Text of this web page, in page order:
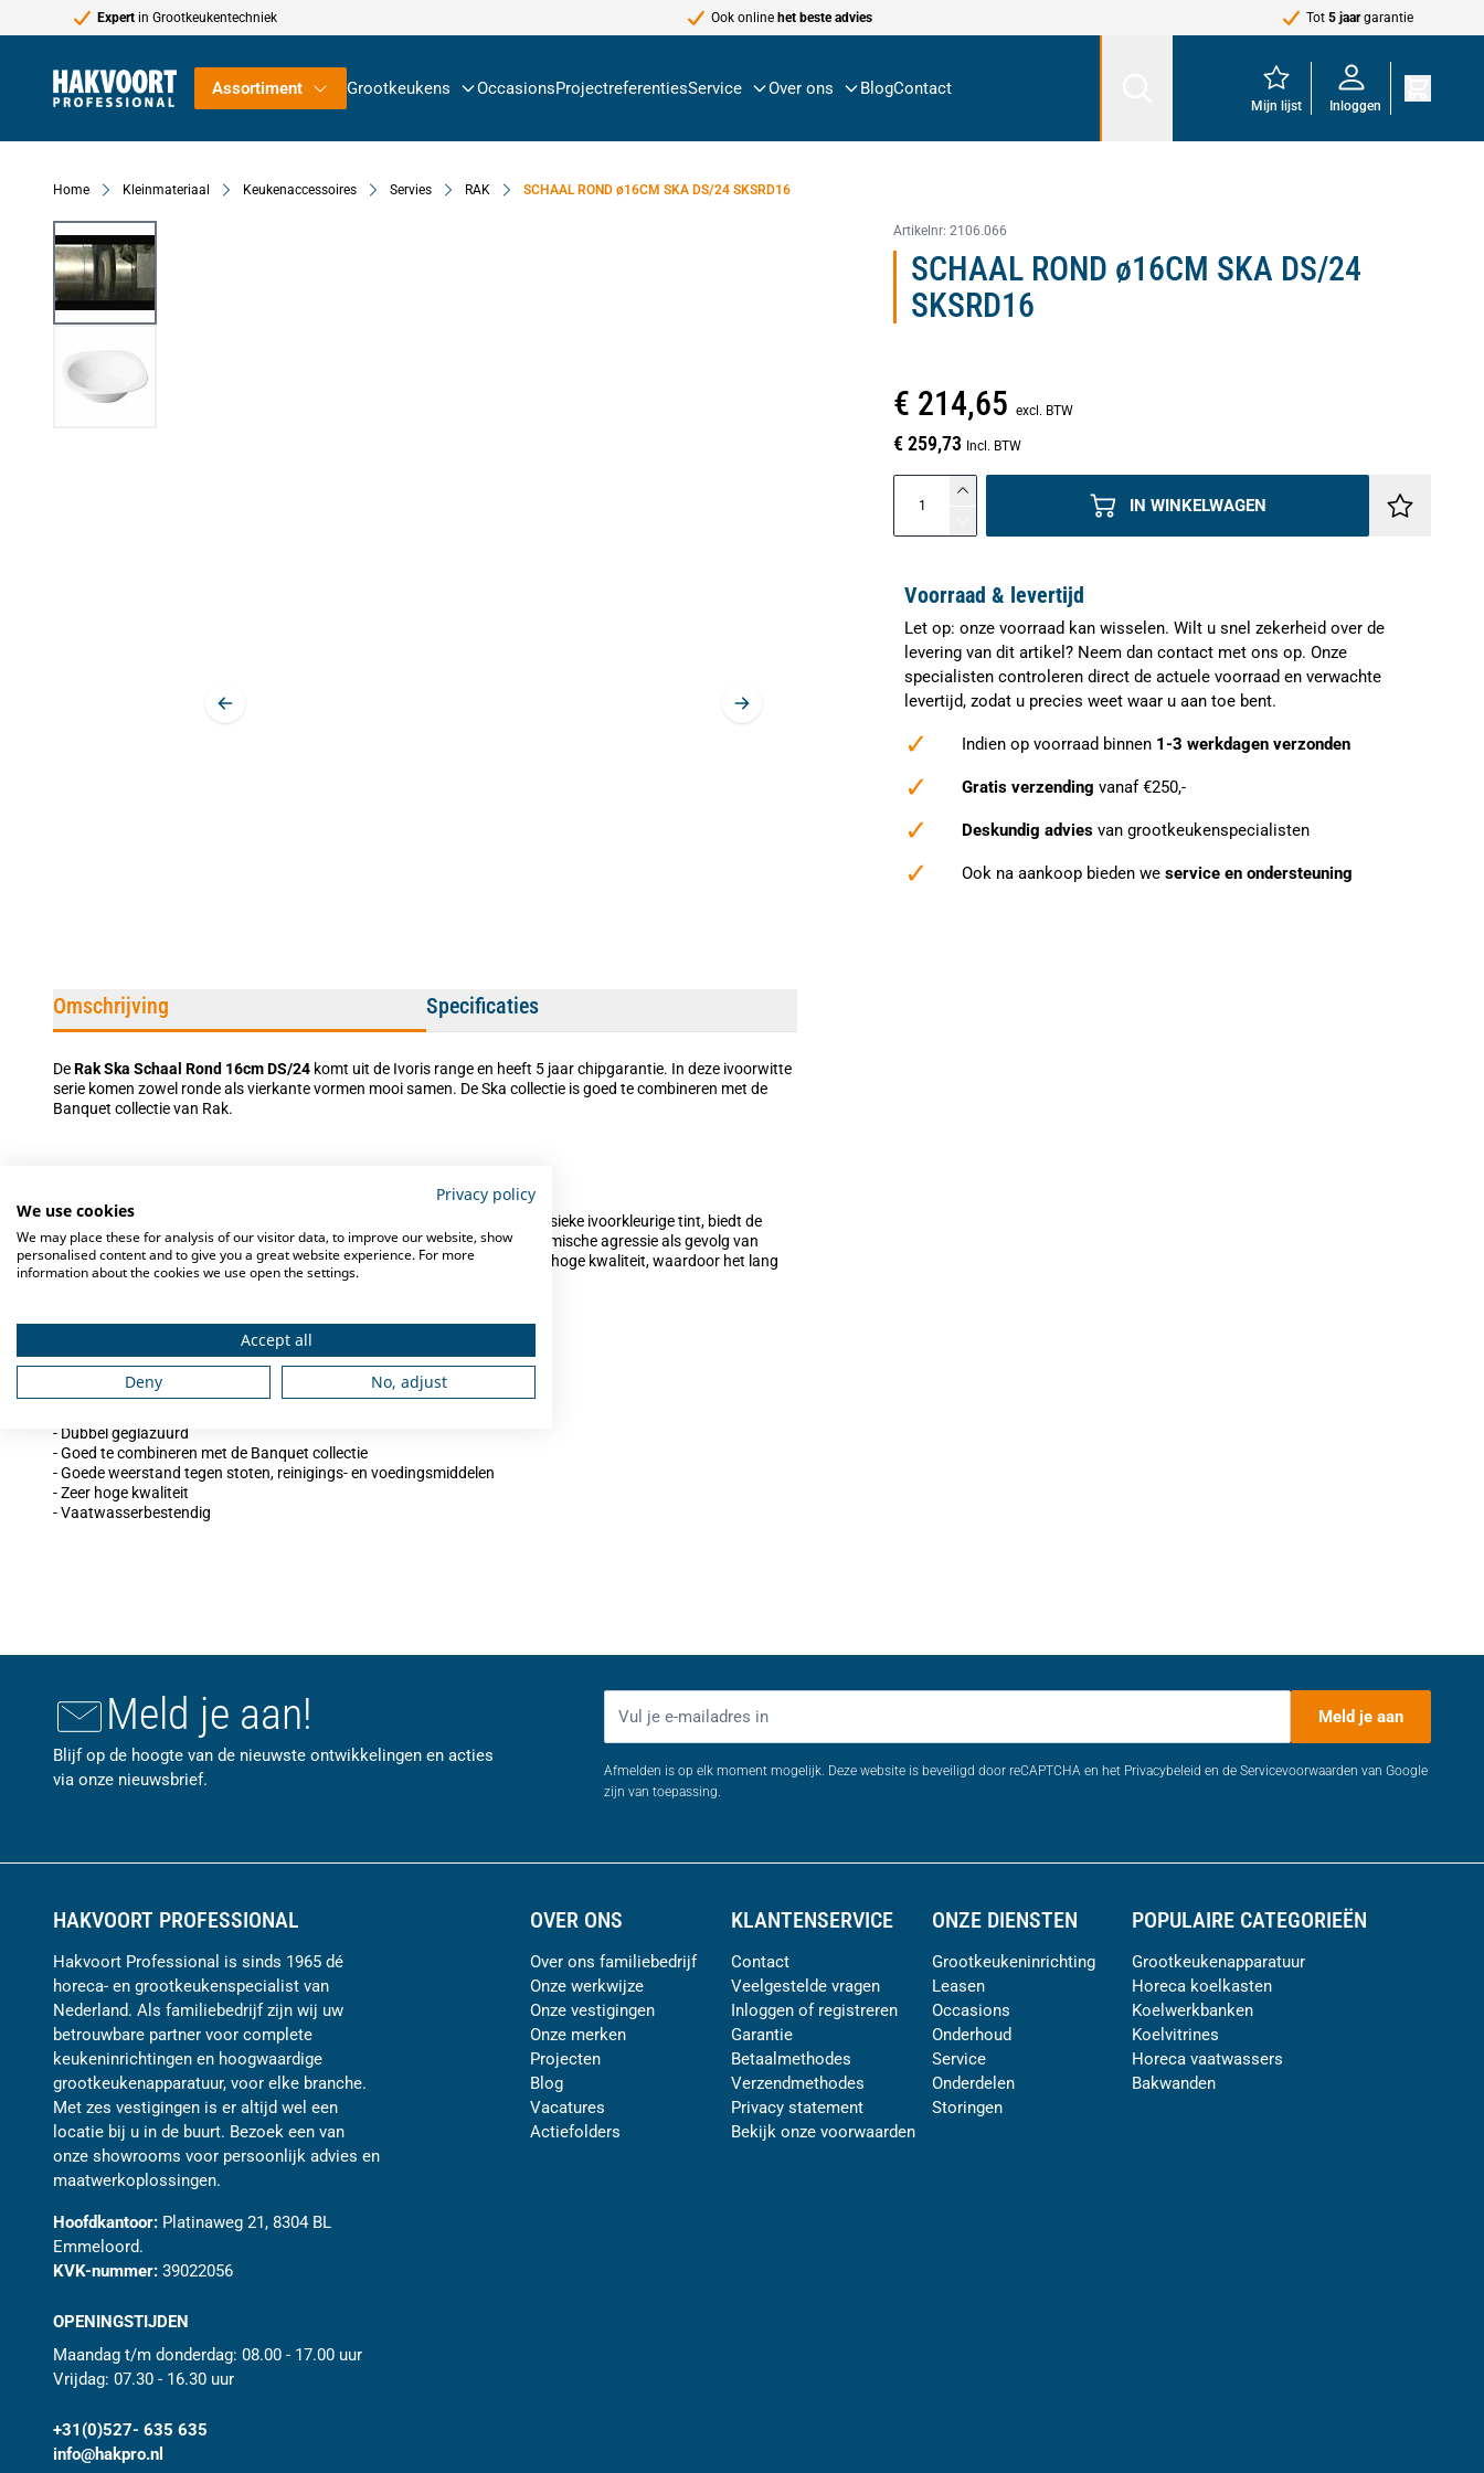
Expert in Grootkeukentechniek Ook online het beste advies Tot 5 jaargarantie
Assortiment Grootkeukens OccasionsProjectreferentiesService Over ons BlogContact
Mijn lijst Inloggen
Home Kleinmateriaal Keukenaccessoires Servies RAK SCHAAL ROND ø16CM SKA DS/24 SKSRD16
Artikelnr: 2106.066
SCHAAL ROND ø16CM SKA DS/24
SKSRD16
€ 214,65 excl. BTW
€ 259,73 Incl. BTW
IN WINKELWAGEN
Voorraad & levertijd
Let op: onze voorraad kan wisselen. Wilt u snel zekerheid over de
levering van dit artikel? Neem dan contact met ons op. Onze
specialisten controleren direct de actuele voorraad en verwachte
levertijd, zodat u precies weet waar u aan toe bent.
✓ Indien op voorraad binnen 1-3 werkdagen verzonden
✓ Gratis verzending vanaf €250,-
✓ Deskundig advies van grootkeukenspecialisten
✓ Ook na aankoop bieden weservice en ondersteuning
Omschrijving Specificaties
DeRak Ska Schaal Rond 16cm DS/24 komt uit de Ivoris range en heeft 5 jaar chipgarantie. In deze ivoorwitte
serie komen zowel ronde als vierkante vormen mooi samen. De Ska collectie is goed te combineren met de
Banquet collectie van Rak.
Deze Rak serie decoreert uw tafel in warm wit. Het porselein, met een klassieke ivoorkleurige tint, biedt de
ultieme weerstand tegen het onvermijdelijk stoten in uw keuken en de chemische agressie als gevolg van
onderhoud en contact met voedingsmiddelen. Rak servies is dan ook van hoge kwaliteit, waardoor het lang
meegaat.
Kenmerken van dit servies
- Met 5 jaar chipgarantie op de ronde, platte delen
- Dubbel geglazuurd
- Goed te combineren met de Banquet collectie
- Goede weerstand tegen stoten, reinigings- en voedingsmiddelen
- Zeer hoge kwaliteit
- Vaatwasserbestendig
Meld je aan!
Blijf op de hoogte van de nieuwste ontwikkelingen en acties
via onze nieuwsbrief.
Meld je aan
Afmelden is op elk moment mogelijk. Deze website is beveiligd door reCAPTCHA en het Privacybeleid en de Servicevoorwaarden van Google
zijn van toepassing.
HAKVOORT PROFESSIONAL
Hakvoort Professional is sinds 1965 dé
horeca- en grootkeukenspecialist van
Nederland. Als familiebedrijf zijn wij uw
betrouwbare partner voor complete
keukeninrichtingen en hoogwaardige
grootkeukenapparatuur, voor elke branche.
Met zes vestigingen is er altijd wel een
locatie bij u in de buurt. Bezoek een van
onze showrooms voor persoonlijk advies en
maatwerkoplossingen.
Hoofdkantoor: Platinaweg 21, 8304 BL
Emmeloord.
KVK-nummer: 39022056
OPENINGSTIJDEN
Maandag t/m donderdag: 08.00 - 17.00 uur
Vrijdag: 07.30 - 16.30 uur
+31(0)527- 635 635
info@hakpro.nl
OVER ONS
Over ons familiebedrijf
Onze werkwijze
Onze vestigingen
Onze merken
Projecten
Blog
Vacatures
Actiefolders
KLANTENSERVICE
Contact
Veelgestelde vragen
Inloggen of registreren
Garantie
Betaalmethodes
Verzendmethodes
Privacy statement
Bekijk onze voorwaarden
ONZE DIENSTEN
Grootkeukeninrichting
Leasen
Occasions
Onderhoud
Service
Onderdelen
Storingen
POPULAIRE CATEGORIEËN
Grootkeukenapparatuur
Horeca koelkasten
Koelwerkbanken
Koelvitrines
Horeca vaatwassers
Bakwanden
Privacy policy
We use cookies
We may place these for analysis of our visitor data, to improve our website, show
personalised content and to give you a great website experience. For more
information about the cookies we use open the settings.
Accept all
Deny
No, adjust